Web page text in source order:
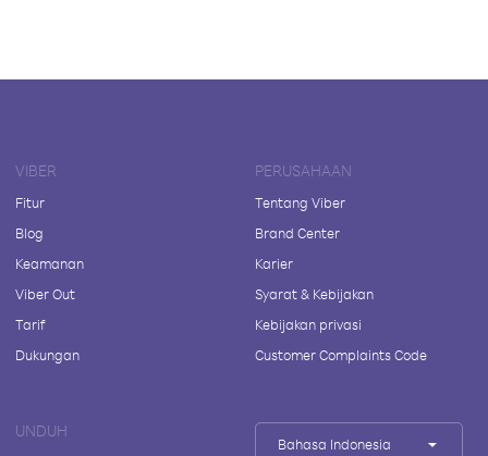
VIBER
Fitur
Blog
Keamanan
Viber Out
Tarif
Dukungan
PERUSAHAAN
Tentang Viber
Brand Center
Karier
Syarat & Kebijakan
Kebijakan privasi
Customer Complaints Code
UNDUH
Bahasa Indonesia